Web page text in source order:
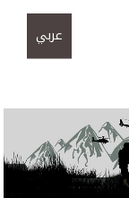
عربي